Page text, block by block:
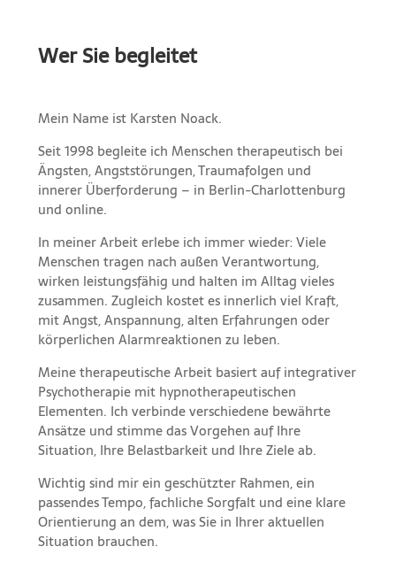
Wer Sie begleitet
Mein Name ist Karsten Noack.
Seit 1998 begleite ich Menschen therapeutisch bei
Ängsten, Angststörungen, Traumafolgen und
innerer Überforderung – in Berlin-Charlottenburg
und online.
In meiner Arbeit erlebe ich immer wieder: Viele
Menschen tragen nach außen Verantwortung,
wirken leistungsfähig und halten im Alltag vieles
zusammen. Zugleich kostet es innerlich viel Kraft,
mit Angst, Anspannung, alten Erfahrungen oder
körperlichen Alarmreaktionen zu leben.
Meine therapeutische Arbeit basiert auf integrativer
Psychotherapie mit hypnotherapeutischen
Elementen. Ich verbinde verschiedene bewährte
Ansätze und stimme das Vorgehen auf Ihre
Situation, Ihre Belastbarkeit und Ihre Ziele ab.
Wichtig sind mir ein geschützter Rahmen, ein
passendes Tempo, fachliche Sorgfalt und eine klare
Orientierung an dem, was Sie in Ihrer aktuellen
Situation brauchen.